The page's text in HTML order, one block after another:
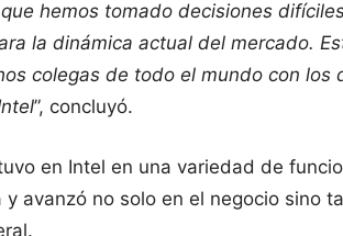
hemos tomado decisiones
la dinámica actual del mercado.
colegas de todo el mundo con los
”, concluyó.
en Intel en una variedad de
avanzó no solo en el negocio sino